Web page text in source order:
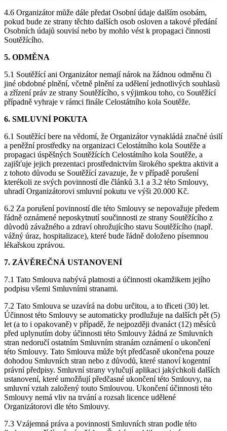
4.6 Organizátor může dále předat Osobní údaje dalším osobám,
pokud bude ze strany těchto dalších osob osloven a takové předání
Osobních údajů souvisí nebo by mohlo vést k propagaci činnosti
Soutěžícího.
5. ODMĚNA
5.1 Soutěžící ani Organizátor nemají nárok na žádnou odměnu či
jiné obdobné plnění, včetně plnění za udělení jednotlivých souhlasů
a zřízení práv ze strany Soutěžícího, s výjimkou toho, co Soutěžící
případně vyhraje v rámci finále Celostátního kola Soutěže.
6. SMLUVNÍ POKUTA
6.1 Soutěžící bere na vědomí, že Organizátor vynakládá značné úsilí
a peněžní prostředky na organizaci Celostátního kola Soutěže a
propagaci úspěšných Soutěžících Celostátního kola Soutěže, a
zajišťuje jejich prezentaci prostřednictvím širokého spektra aktivit a
z tohoto důvodu se Soutěžící zavazuje, že v případě porušení
kterékoli ze svých povinností dle článků 3.1 a 3.2 této Smlouvy,
uhradí Organizátorovi smluvní pokutu ve výši 20.000 Kč.
6.2 Za porušení povinností dle této Smlouvy se nepovažuje předem
řádně oznámené neposkytnutí součinnosti ze strany Soutěžícího z
důvodů závažného a zdraví ohrožujícího stavu Soutěžícího (např.
vážný úraz, hospitalizace), které bude řádně doloženo písemnou
lékařskou zprávou.
7. ZÁVĚREČNÁ USTANOVENÍ
7.1 Tato Smlouva nabývá platnosti a účinnosti okamžikem jejího
podpisu všemi Smluvními stranami.
7.2 Tato Smlouva se uzavírá na dobu určitou, a to třiceti (30) let.
Účinnost této Smlouvy se automaticky prodlužuje na dalších pět (5)
let (a to i opakovaně) v případě, že nejpozději dvanáct (12) měsíců
před uplynutím doby účinnosti této Smlouvy žádná ze Smluvních
stran nedoručí ostatním Smluvním stranám oznámení o ukončení
této Smlouvy. Tato Smlouva může být předčasně ukončena pouze
dohodou Smluvních stran nebo z důvodů, které stanoví kogentní
právní předpisy. Smluvní strany vylučují aplikaci jakýchkoli dalších
ustanovení, které umožňují předčasné ukončení této Smlouvy, na
smluvní vztah založený touto Smlouvou. Ukončení účinnosti této
Smlouvy nemá vliv na trvání a rozsah licence udělené
Organizátorovi dle této Smlouvy.
7.3 Vzájemná práva a povinnosti Smluvních stran podle této